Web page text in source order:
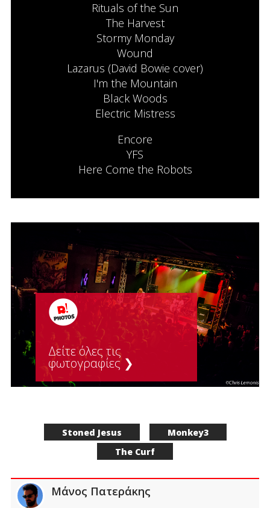
Rituals of the Sun
The Harvest
Stormy Monday
Wound
Lazarus (David Bowie cover)
I'm the Mountain
Black Woods
Electric Mistress
Encore
YFS
Here Come the Robots
Δείτε όλες τις
φωτογραφίες ❯
Stoned Jesus
Monkey3
The Curf
Μάνος Πατεράκης